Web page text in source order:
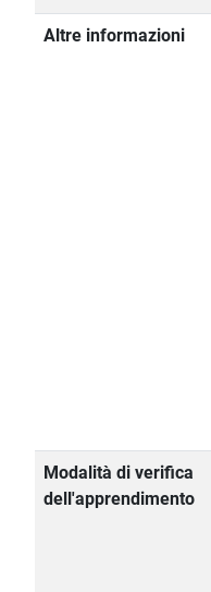
Altre informazioni
Modalità di verifica
dell'apprendimento